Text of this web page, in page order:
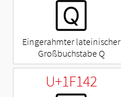
🅀
Eingerahmter lateinischer
Großbuchstabe Q
U+1F142